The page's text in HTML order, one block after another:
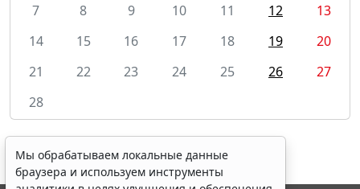
7
8 9 10 11 12
13
14
15 16 17 18 19
20
21
22 23 24 25 26
27
28
Мы обрабатываем локальные данные
браузера и используем инструменты